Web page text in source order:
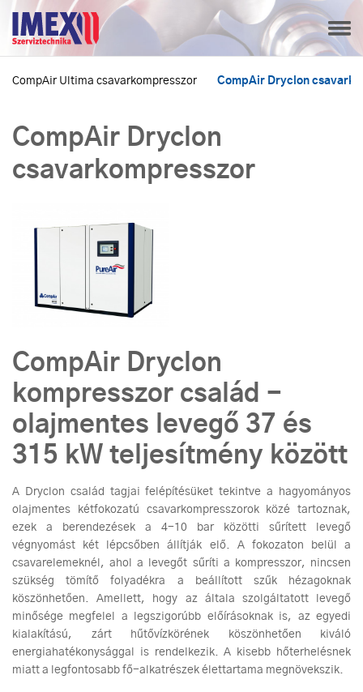
CompAir Ultima csavarkompresszor CompAir Dryclon
CompAir Dryclon
csavarkompresszor
CompAir Dryclon
kompresszor család -
olajmentes levegő 37 és
315 kW teljesítmény között
A Dryclon család tagjai felépítésüket tekintve a hagyományos
olajmentes kétfokozatú csavarkompresszorok közé tartoznak,
ezek a berendezések a 4-10 bar közötti sűrített levegő
végnyomást két lépcsőben állítják elő. A fokozaton belül a
csavarelemeknél, ahol a levegőt sűríti a kompresszor, nincsen
szükség tömítő folyadékra a beállított szűk hézagoknak
köszönhetően. Amellett, hogy az általa szolgáltatott levegő
minősége megfelel a legszigorúbb előírásoknak is, az egyedi
kialakítású, zárt hűtővízkörének köszönhetően kiváló
energiahatékonysággal is rendelkezik. A kisebb hőterhelésnek
miatt a legfontosabb fő-alkatrészek élettartama megnövekszik.